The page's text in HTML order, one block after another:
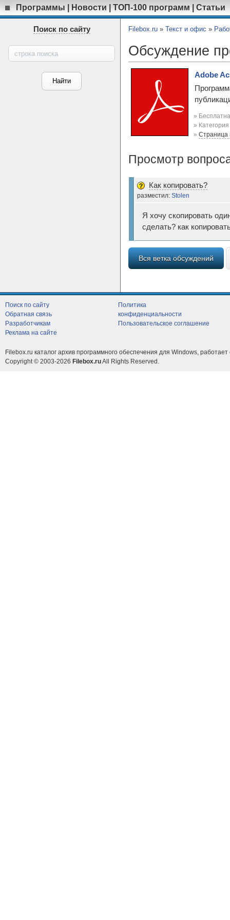
Программы Новости ТОП-100 программ Статьи
Поиск по сайту Filebox.ru » Текст и офис »
Обсуждение
Adobe
»
» Категория
» Страница
Просмотр
Как копировать?
разместил: Stolen
Я хочу скопировать
сделать? как
Вся ветка обсуждений
Поиск по сайту
Обратная связь
Разработчикам
Реклама на сайте
Политика
конфиденциальности
Пользовательское соглашение
Filebox.ru каталог архив программного обеспечения для Windows, работает
Copyright © 2003-2026 Filebox.ruAll Rights Reserved.